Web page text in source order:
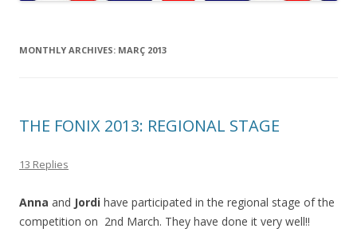
MONTHLY ARCHIVES: MARÇ 2013
THE FONIX 2013: REGIONAL STAGE
13 Replies
Anna and Jordi have participated in the regional stage of the
competition on 2nd March. They have done it very well!!